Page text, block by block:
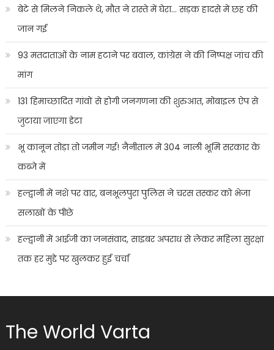
बेटे से मिलने निकले थे, मौत ने रास्ते में घेरा… सड़क हादसे में छह की
जान गई
93 मतदाताओं के नाम हटाने पर बवाल, कांग्रेस ने की निष्पक्ष जांच की
मांग
131 हिमाच्छादित गांवों से होगी जनगणना की शुरुआत, मोबाइल ऐप से
जुटाया जाएगा डेटा
भू कानून तोड़ा तो जमीन गई! नैनीताल में 304 नाली भूमि सरकार के
कब्जे में
हल्द्वानी में नशे पर वार, बनभूलपुरा पुलिस ने चरस तस्कर को भेजा
सलाखों के पीछे
हल्द्वानी में आईजी का जनसंवाद, साइबर अपराध से लेकर महिला सुरक्षा
तक हर मुद्दे पर खुलकर हुई चर्चा
The World Varta